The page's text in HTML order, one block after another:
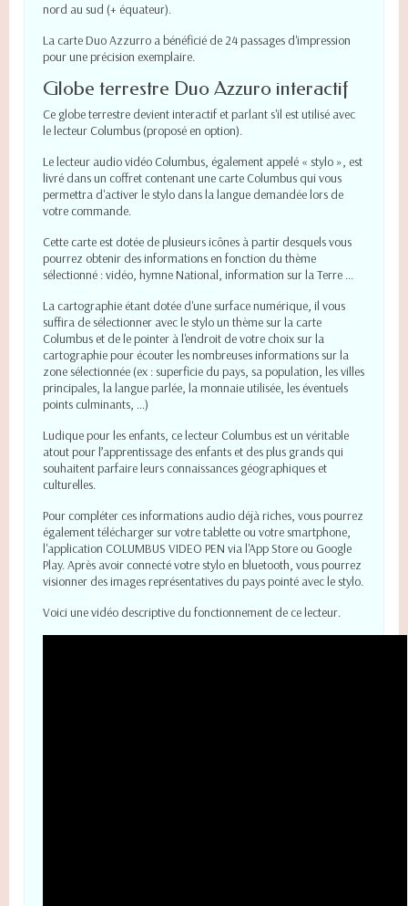
nord au sud (+ équateur).
La carte Duo Azzurro a bénéficié de 24 passages d'impression
pour une précision exemplaire.
Globe terrestre Duo Azzuro interactif
Ce globe terrestre devient interactif et parlant s'il est utilisé avec
le lecteur Columbus (proposé en option).
Le lecteur audio vidéo Columbus, également appelé « stylo », est
livré dans un coffret contenant une carte Columbus qui vous
permettra d'activer le stylo dans la langue demandée lors de
votre commande.
Cette carte est dotée de plusieurs icônes à partir desquels vous
pourrez obtenir des informations en fonction du thème
sélectionné : vidéo, hymne National, information sur la Terre ...
La cartographie étant dotée d'une surface numérique, il vous
suffira de sélectionner avec le stylo un thème sur la carte
Columbus et de le pointer à l'endroit de votre choix sur la
cartographie pour écouter les nombreuses informations sur la
zone sélectionnée (ex : superficie du pays, sa population, les villes
principales, la langue parlée, la monnaie utilisée, les éventuels
points culminants, …)
Ludique pour les enfants, ce lecteur Columbus est un véritable
atout pour l’apprentissage des enfants et des plus grands qui
souhaitent parfaire leurs connaissances géographiques et
culturelles.
Pour compléter ces informations audio déjà riches, vous pourrez
également télécharger sur votre tablette ou votre smartphone,
l'application COLUMBUS VIDEO PEN via l'App Store ou Google
Play. Après avoir connecté votre stylo en bluetooth, vous pourrez
visionner des images représentatives du pays pointé avec le stylo.
Voici une vidéo descriptive du fonctionnement de ce lecteur.